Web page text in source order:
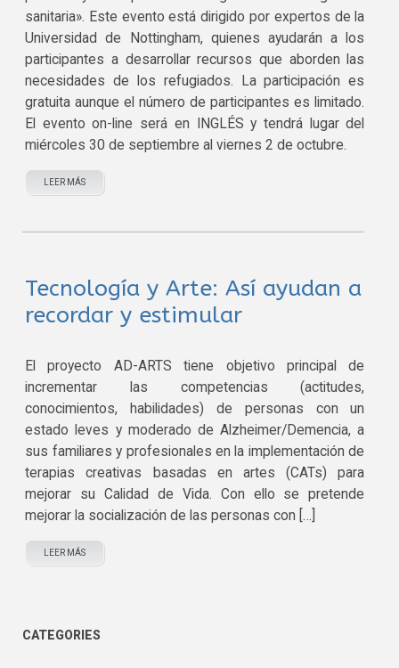
sanitaria». Este evento está dirigido por expertos de la
Universidad de Nottingham, quienes ayudarán a los
participantes a desarrollar recursos que aborden las
necesidades de los refugiados. La participación es
gratuita aunque el número de participantes es limitado.
El evento on-line será en INGLÉS y tendrá lugar del
miércoles 30 de septiembre al viernes 2 de octubre.
LEER MÁS
Tecnología y Arte: Así ayudan a
recordar y estimular
El proyecto AD-ARTS tiene objetivo principal de
incrementar las competencias (actitudes,
conocimientos, habilidades) de personas con un
estado leves y moderado de Alzheimer/Demencia, a
sus familiares y profesionales en la implementación de
terapias creativas basadas en artes (CATs) para
mejorar su Calidad de Vida. Con ello se pretende
mejorar la socialización de las personas con […]
LEER MÁS
CATEGORIES